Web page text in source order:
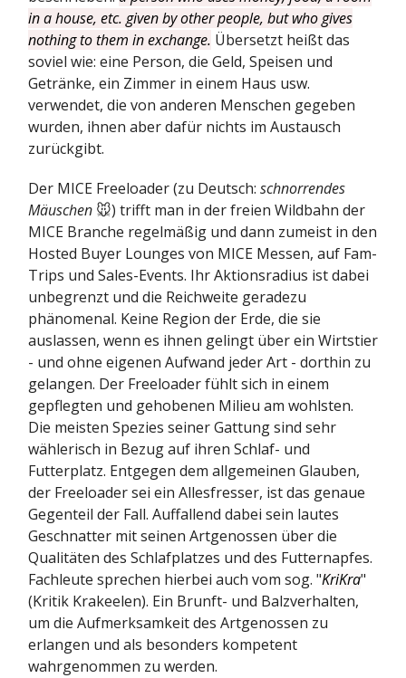
in a house, etc. given by other people, but who gives
nothing to them in exchange. Übersetzt heißt das
soviel wie: eine Person, die Geld, Speisen und
Getränke, ein Zimmer in einem Haus usw.
verwendet, die von anderen Menschen gegeben
wurden, ihnen aber dafür nichts im Austausch
zurückgibt.
Der MICE Freeloader (zu Deutsch: schnorrendes
Mäuschen 🐭) trifft man in der freien Wildbahn der
MICE Branche regelmäßig und dann zumeist in den
Hosted Buyer Lounges von MICE Messen, auf Fam-
Trips und Sales-Events. Ihr Aktionsradius ist dabei
unbegrenzt und die Reichweite geradezu
phänomenal. Keine Region der Erde, die sie
auslassen, wenn es ihnen gelingt über ein Wirtstier
- und ohne eigenen Aufwand jeder Art - dorthin zu
gelangen. Der Freeloader fühlt sich in einem
gepflegten und gehobenen Milieu am wohlsten.
Die meisten Spezies seiner Gattung sind sehr
wählerisch in Bezug auf ihren Schlaf- und
Futterplatz. Entgegen dem allgemeinen Glauben,
der Freeloader sei ein Allesfresser, ist das genaue
Gegenteil der Fall. Auffallend dabei sein lautes
Geschnatter mit seinen Artgenossen über die
Qualitäten des Schlafplatzes und des Futternapfes.
Fachleute sprechen hierbei auch vom sog. "KriKra"
(Kritik Krakeelen). Ein Brunft- und Balzverhalten,
um die Aufmerksamkeit des Artgenossen zu
erlangen und als besonders kompetent
wahrgenommen zu werden.